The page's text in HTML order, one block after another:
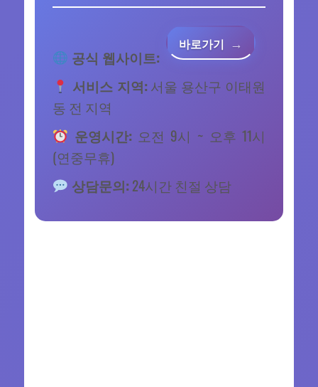
공식 웹사이트:
바로가기
서비스 지역:서울 용산구 이태원
동 전 지역
운영시간: 오전 9시 ~ 오후 11시
(연중무휴)
상담문의:24시간 친절 상담